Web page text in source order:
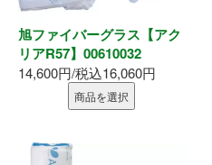
現場用品
旭ファイバーグラス【アク
リアR57】00610032
14,600円/税込16,060円
商品を選択